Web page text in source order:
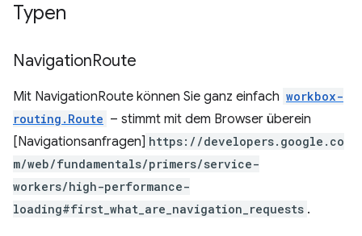
Typen
NavigationRoute
Mit NavigationRoute können Sie ganz einfach workbox-
routing.Route – stimmt mit dem Browser überein
[Navigationsanfragen] https://developers.google.co
m/web/fundamentals/primers/service-
workers/high-performance-
loading#first_what_are_navigation_requests .